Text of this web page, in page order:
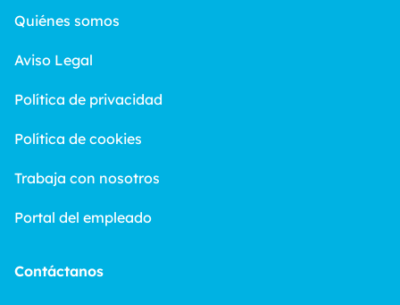
Quiénes somos
Aviso Legal
Política de privacidad
Política de cookies
Trabaja con nosotros
Portal del empleado
Contáctanos